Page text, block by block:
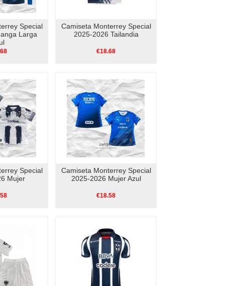
Special
Larga
Camiseta Monterrey Special
2025-2026 Tailandia
€18.68
Special
Mujer
Camiseta Monterrey Special
2025-2026 Mujer Azul
€18.58